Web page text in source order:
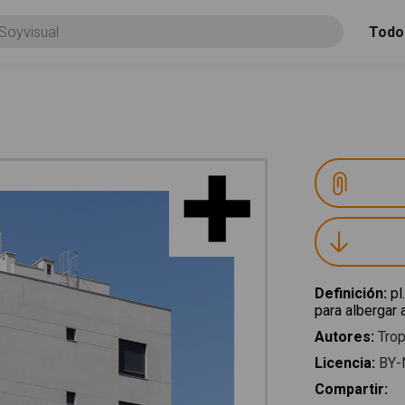
Todo
Definición:
para albergar
Autores:
Licencia:
Compartir: